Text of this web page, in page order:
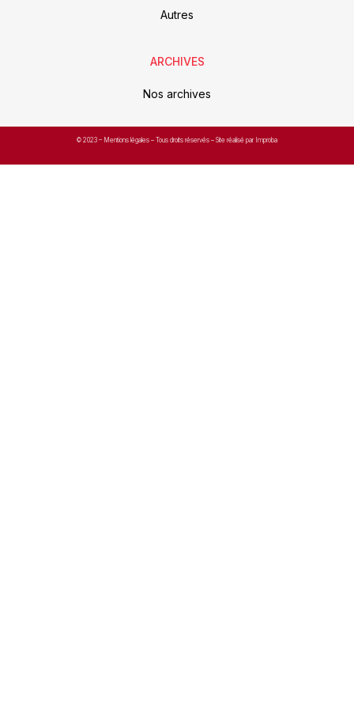
Autres
ARCHIVES
Nos archives
© 2023 – Mentions légales – Tous droits réservés – Site réalisé par Improba